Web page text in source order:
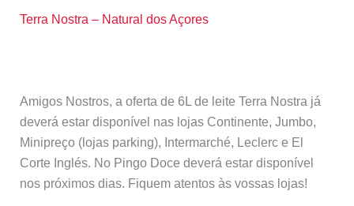
Terra Nostra – Natural dos Açores
Amigos Nostros, a oferta de 6L de leite Terra Nostra já
deverá estar disponível nas lojas Continente, Jumbo,
Minipreço (lojas parking), Intermarché, Leclerc e El
Corte Inglés. No Pingo Doce deverá estar disponível
nos próximos dias. Fiquem atentos às vossas lojas!